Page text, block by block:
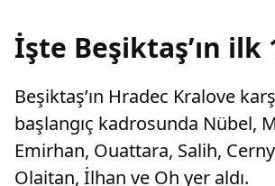
İşte Beşiktaş’ın ilk
Beşiktaş’ın Hradec Kralove
başlangıç kadrosunda Nübel,
Emirhan, Ouattara, Salih,
Olaitan, İlhan ve Oh yer aldı.